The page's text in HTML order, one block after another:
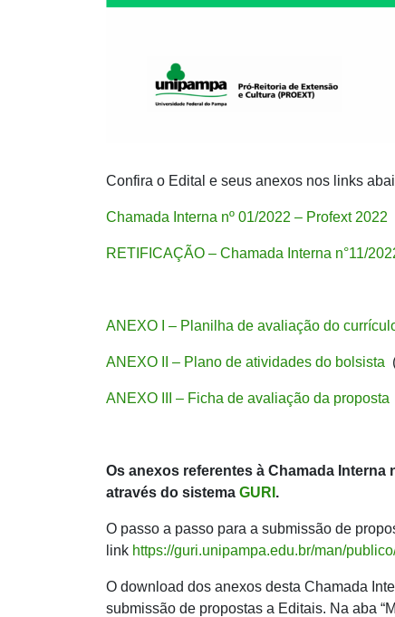
Confira o Edital e seus anexos nos links
Chamada Interna nº 01/2022 – Profext 2022
RETIFICAÇÃO – Chamada Interna n°11/
ANEXO I – Planilha de avaliação do
ANEXO II – Plano de atividades do bolsista
ANEXO III – Ficha de avaliação da proposta
Os anexos referentes à Chamada Interna
através do sistema GURI .
O passo a passo para a submissão de
link https://guri.unipampa.edu.br/man/
O download dos anexos desta Chamada
submissão de propostas a Editais. Na aba